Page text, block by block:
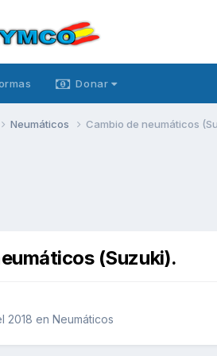
Donar
Neumáticos Cambio de neumáticos
(Suzuki).
2018 en Neumáticos